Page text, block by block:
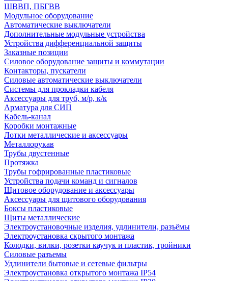
ШВВП, ПБГВВ
Модульное оборудование
Автоматические выключатели
Дополнительные модульные устройства
Устройства дифференциальной защиты
Заказные позиции
Силовое оборудование защиты и коммутации
Контакторы, пускатели
Силовые автоматические выключатели
Системы для прокладки кабеля
Аксессуары для труб, м/р, к/к
Арматура для СИП
Кабель-канал
Коробки монтажные
Лотки металлические и аксессуары
Металлорукав
Трубы двустенные
Протяжка
Трубы гофрированные пластиковые
Устройства подачи команд и сигналов
Щитовое оборудование и аксессуары
Аксессуары для щитового оборудования
Боксы пластиковые
Щиты металлические
Электроустановочные изделия, удлинители, разъёмы
Электроустановка скрытого монтажа
Колодки, вилки, розетки каучук и пластик, тройники
Силовые разъемы
Удлинители бытовые и сетевые фильтры
Электроустановка открытого монтажа IP54